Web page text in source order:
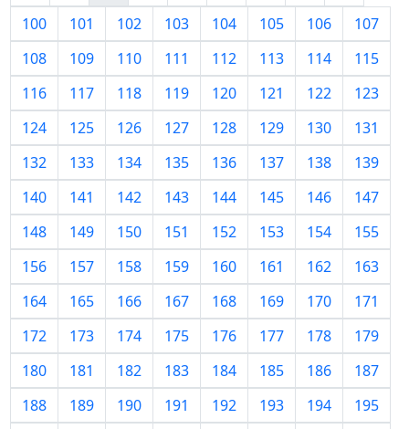
100
101 102 103 104 105 106
107
108
109 110 111 112 113 114
115
116
117 118 119 120 121 122
123
124
125 126 127 128 129 130
131
132
133 134 135 136 137 138
139
140
141 142 143 144 145 146
147
148
149 150 151 152 153 154
155
156
157 158 159 160 161 162
163
164
165 166 167 168 169 170
171
172
173 174 175 176 177 178
179
180
181 182 183 184 185 186
187
188
189 190 191 192 193 194
195